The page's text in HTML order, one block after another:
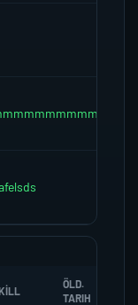
ÖLD.
TARIH